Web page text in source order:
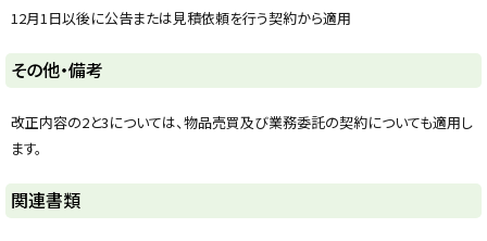
プ
戻
る
12月1日以後に公告または見積依頼を行う契約から適用
ト
ッ
プ
に
る
その他・備考
改正内容の2と3については、物品売買及び業務委託の契約についても適用し
ます。
ト
ッ
関連書類